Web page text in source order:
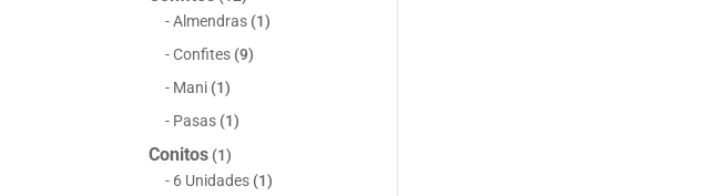
Almendras (1)
Confites (9)
Mani (1)
Pasas (1)
Conitos (1)
6 Unidades (1)